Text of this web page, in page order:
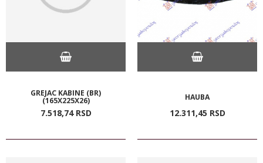
GREJAC KABINE (BR)
(165X225X26)
7.518,74 RSD
HAUBA
12.311,45 RSD